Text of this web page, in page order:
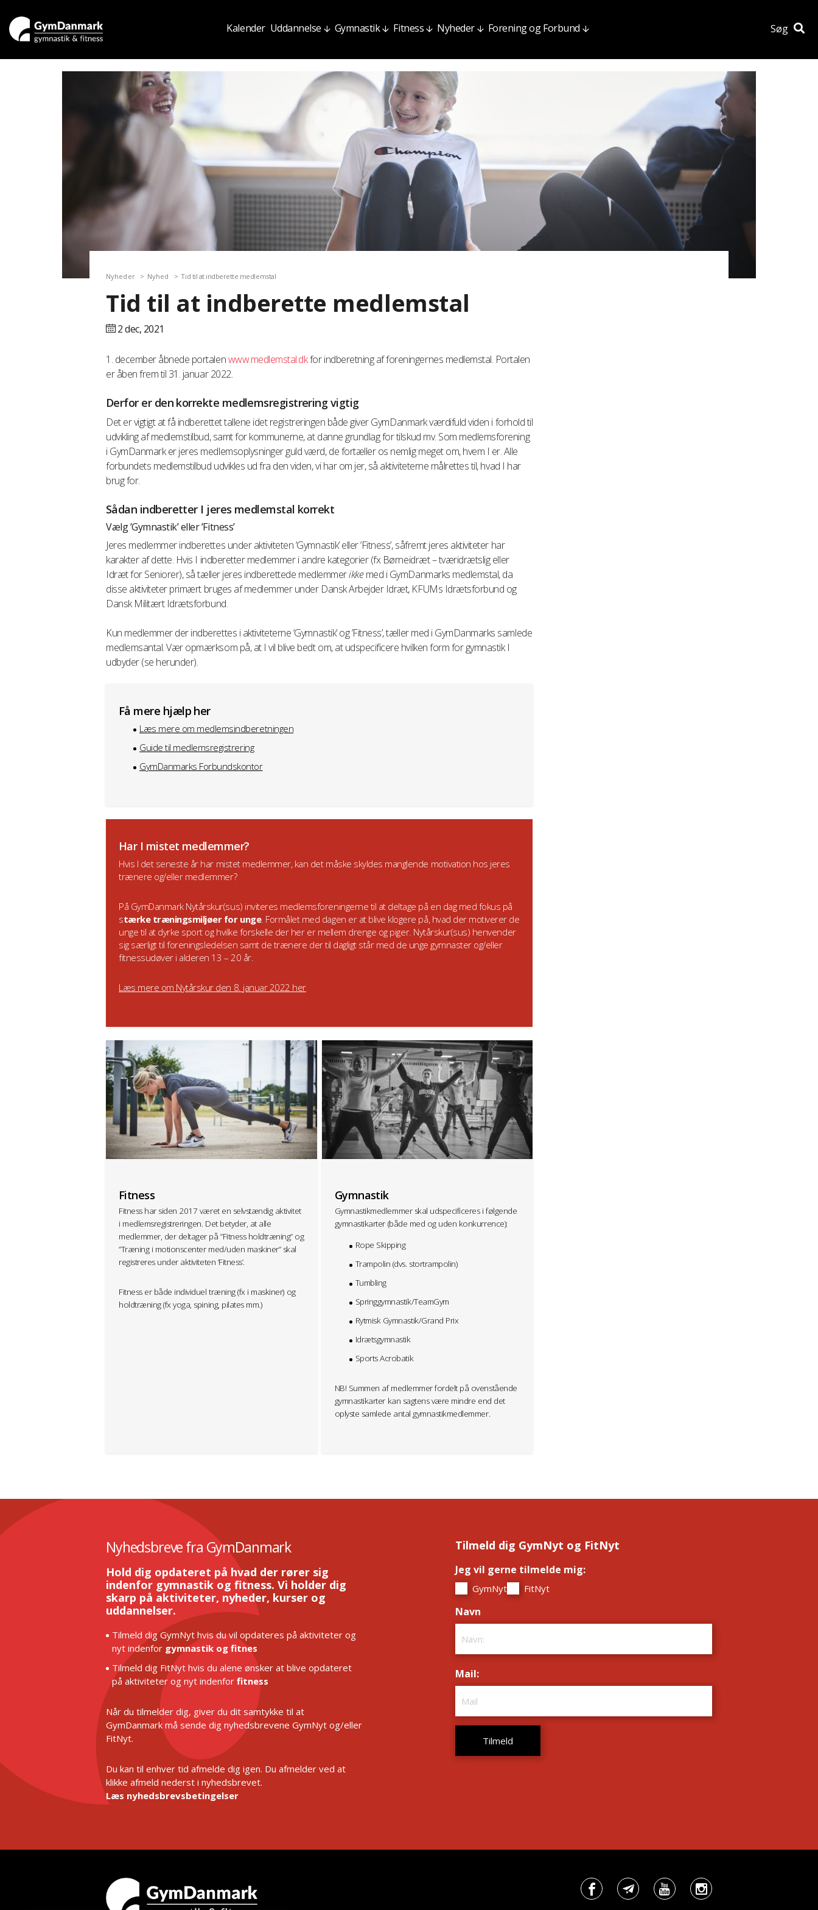
Kalender Uddannelse Gymnastik Fitness Nyheder Forening og Forbund Søg
Nyheder Nyhed Tid til at indberette medlemstal
Tid til at indberette medlemstal
2 dec, 2021
1. december åbnede portalenwww.medlemstal.dkfor indberetning af foreningernes medlemstal. Portalen
er åben frem til 31. januar 2022.
Derfor er den korrekte medlemsregistrering vigtig
Det er vigtigt at få indberettet tallene idet registreringen både giver GymDanmark værdifuld viden i forhold til
udvikling af medlemstilbud, samt for kommunerne, at danne grundlag for tilskud mv. Som medlemsforening
i GymDanmark er jeres medlemsoplysninger guld værd, de fortæller os nemlig meget om, hvem I er. Alle
forbundets medlemstilbud udvikles ud fra den viden, vi har om jer, så aktiviteterne målrettes til, hvad I har
brug for.
Sådan indberetter I jeres medlemstal korrekt
Vælg ’Gymnastik’ eller ’Fitness’
Jeres medlemmer indberettes under aktiviteten ’Gymnastik’ eller ’Fitness’, såfremt jeres aktiviteter har
karakter af dette. Hvis I indberetter medlemmer i andre kategorier (fx Børneidræt – tværidrætslig eller
Idræt for Seniorer), så tæller jeres indberettede medlemmerikkemed i GymDanmarks medlemstal, da
disse aktiviteter primært bruges af medlemmer under Dansk Arbejder Idræt, KFUMs Idrætsforbund og
Dansk Militært Idrætsforbund.
Kun medlemmer der indberettes i aktiviteterne ’Gymnastik’ og ’Fitness’, tæller med i GymDanmarks samlede
medlemsantal. Vær opmærksom på, at I vil blive bedt om, at udspecificere hvilken form for gymnastik I
udbyder (se herunder).
Få mere hjælp her
Læs mere om medlemsindberetningen
Guide til medlemsregistrering
GymDanmarks Forbundskontor
Har I mistet medlemmer?
Hvis I det seneste år har mistet medlemmer, kan det måske skyldes manglende motivation hos jeres
trænere og/eller medlemmer?
På GymDanmark Nytårskur(sus) inviteres medlemsforeningerne til at deltage på en dag med fokus på
stærke træningsmiljøer for unge. Formålet med dagen er at blive klogere på, hvad der motiverer de
unge til at dyrke sport og hvilke forskelle der her er mellem drenge og piger. Nytårskur(sus) henvender
sig særligt til foreningsledelsen samt de trænere der til dagligt står med de unge gymnaster og/eller
fitnessudøver i alderen 13 – 20 år.
Læs mere om Nytårskur den 8. januar 2022 her
Fitness
Fitness har siden 2017 været en selvstændig aktivitet
i medlemsregistreringen. Det betyder, at alle
medlemmer, der deltager på ”Fitness holdtræning” og
”Træning i motionscenter med/uden maskiner” skal
registreres under aktiviteten ’Fitness’.
Fitness er både individuel træning (fx i maskiner) og
holdtræning (fx yoga, spining, pilates mm.)
Gymnastik
Gymnastikmedlemmer skal udspecificeres i følgende
gymnastikarter (både med og uden konkurrence):
Rope Skipping
Trampolin (dvs. stortrampolin)
Tumbling
Springgymnastik/TeamGym
Rytmisk Gymnastik/Grand Prix
Idrætsgymnastik
Sports Acrobatik
NB! Summen af medlemmer fordelt på ovenstående
gymnastikarter kan sagtens være mindre end det
oplyste samlede antal gymnastikmedlemmer.
Nyhedsbreve fra GymDanmark
Hold dig opdateret på hvad der rører sig
indenfor gymnastik og fitness. Vi holder dig
skarp på aktiviteter, nyheder, kurser og
uddannelser.
Tilmeld dig GymNyt hvis du vil opdateres på aktiviteter og
nyt indenfor gymnastik og fitnes
Tilmeld dig FitNyt hvis du alene ønsker at blive opdateret
på aktiviteter og nyt indenfor fitness
Når du tilmelder dig, giver du dit samtykke til at
GymDanmark må sende dig nyhedsbrevene GymNyt og/eller
FitNyt.
Du kan til enhver tid afmelde dig igen. Du afmelder ved at
klikke afmeld nederst i nyhedsbrevet.
Læs nyhedsbrevsbetingelser
Tilmeld dig GymNyt og FitNyt
Jeg vil gerne tilmelde mig:
GymNyt FitNyt
Navn
Mail: